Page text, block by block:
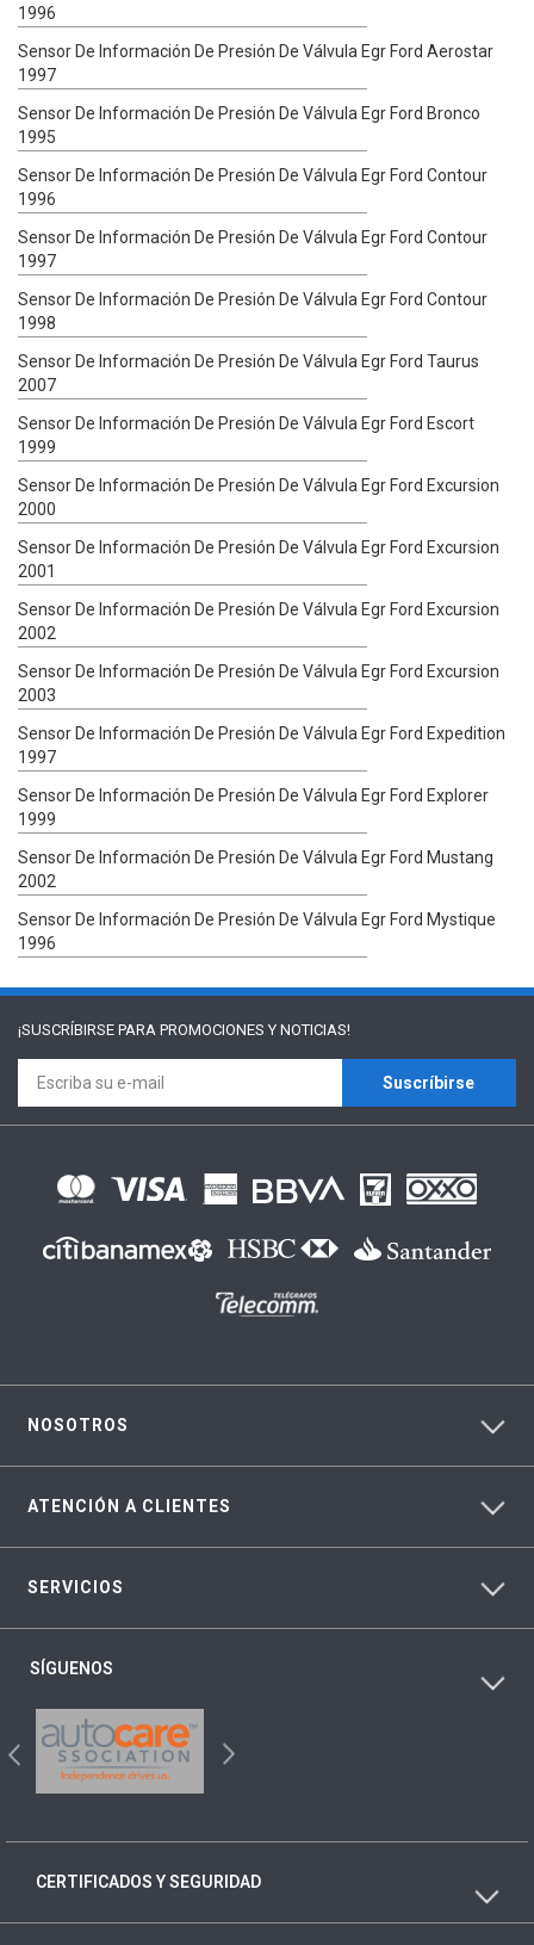
1996
Sensor De Información De Presión De Válvula Egr Ford Aerostar
1997
Sensor De Información De Presión De Válvula Egr Ford Bronco
1995
Sensor De Información De Presión De Válvula Egr Ford Contour
1996
Sensor De Información De Presión De Válvula Egr Ford Contour
1997
Sensor De Información De Presión De Válvula Egr Ford Contour
1998
Sensor De Información De Presión De Válvula Egr Ford Taurus
2007
Sensor De Información De Presión De Válvula Egr Ford Escort
1999
Sensor De Información De Presión De Válvula Egr Ford Excursion
2000
Sensor De Información De Presión De Válvula Egr Ford Excursion
2001
Sensor De Información De Presión De Válvula Egr Ford Excursion
2002
Sensor De Información De Presión De Válvula Egr Ford Excursion
2003
Sensor De Información De Presión De Válvula Egr Ford Expedition
1997
Sensor De Información De Presión De Válvula Egr Ford Explorer
1999
Sensor De Información De Presión De Válvula Egr Ford Mustang
2002
Sensor De Información De Presión De Válvula Egr Ford Mystique
1996
¡SUSCRÍBIRSE PARA PROMOCIONES Y NOTICIAS!
Suscríbirse
NOSOTROS
ATENCIÓN A CLIENTES
SERVICIOS
SÍGUENOS
CERTIFICADOS Y SEGURIDAD